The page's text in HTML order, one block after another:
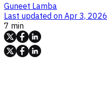
Guneet Lamba
Last updated on Apr 3, 2026
7 min